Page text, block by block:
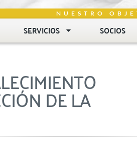
NUESTRO
SERVICIOS SOCIOS
DE LA